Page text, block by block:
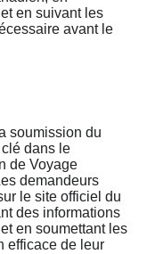
en suivant les
avant le
soumission du
dans le
de Voyage
demandeurs
le site officiel du
des informations
en soumettant les
efficace de leur